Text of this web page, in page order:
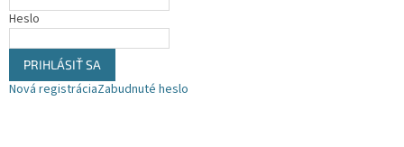
Heslo
PRIHLÁSIŤ SA
Nová registráciaZabudnuté heslo